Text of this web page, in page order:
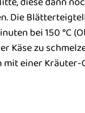
Die
bei 150 °C
Käse zu
mit einer